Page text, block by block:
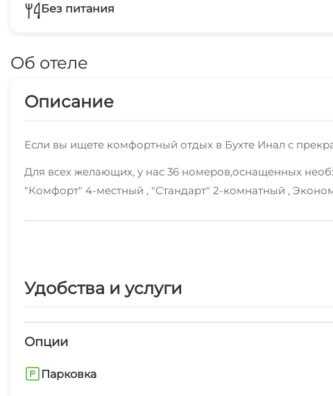
Без питания
Об отеле
Описание
Если вы ищете комфортный отдых в Бухте Инал с
Для всех желающих, у нас 36 номеров,оснащенных
"Комфорт" 4-местный , "Стандарт" 2-комнатный ,
Рядом с нами есть различные кафе, столовые и
радостью предоставят вам полезную туристическую
Арендовать номер можно без посредников, по
Удобства и услуги
Опции
Парковка